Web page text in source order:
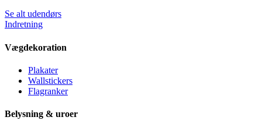
Se alt udendørs
Indretning
Vægdekoration
Plakater
Wallstickers
Flagranker
Belysning & uroer